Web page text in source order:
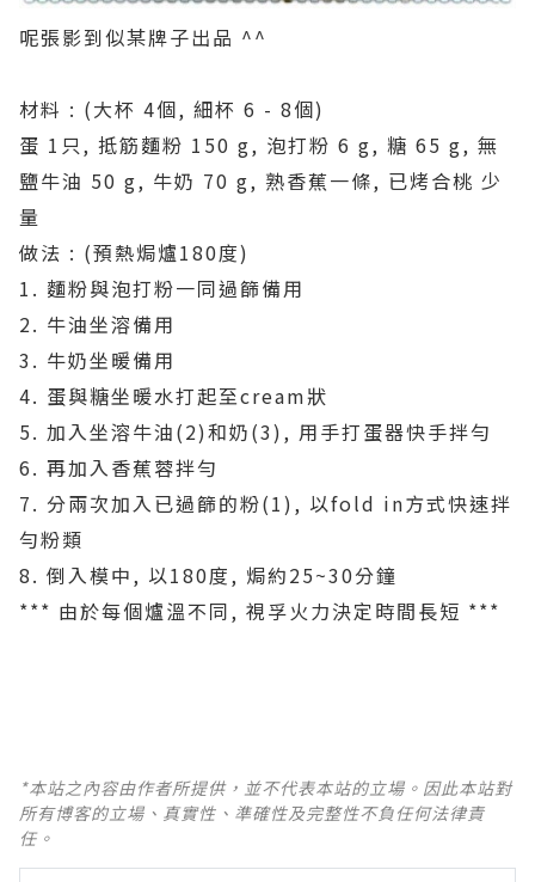
呢張影到似某牌子出品 ^^
材料 : (大杯 4個, 細杯 6 - 8個)
蛋 1只, 抵筋麵粉 150 g, 泡打粉 6 g, 糖 65 g, 無
鹽牛油 50 g, 牛奶 70 g, 熟香蕉一條, 已烤合桃 少
量
做法 : (預熱焗爐180度)
1. 麵粉與泡打粉一同過篩備用
2. 牛油坐溶備用
3. 牛奶坐暖備用
4. 蛋與糖坐暖水打起至cream狀
5. 加入坐溶牛油(2)和奶(3), 用手打蛋器快手拌勻
6. 再加入香蕉蓉拌勻
7. 分兩次加入已過篩的粉(1), 以fold in方式快速拌
勻粉類
8. 倒入模中, 以180度, 焗約25~30分鐘
*** 由於每個爐溫不同, 視孚火力決定時間長短 ***
*本站之內容由作者所提供，並不代表本站的立場。因此本站對
所有博客的立場、真實性、準確性及完整性不負任何法律責
任。